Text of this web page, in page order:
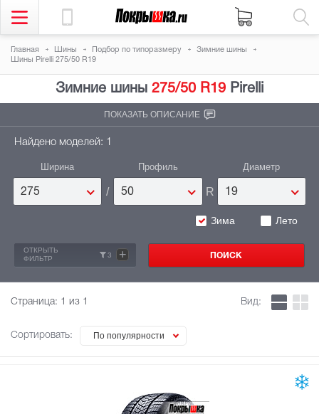
Главная Шины Подбор по типоразмеру
Зимние шины
Шины Pirelli 275/50 R19
Зимние шины 275/50 R19 Pirelli
ПОКАЗАТЬ ОПИСАНИЕ
Найдено моделей: 1
Ширина
275 /
Профиль
50 R
Диаметр
19
Зима Лето
ОТКРЫТЬ
ФИЛЬТР
3 +
Страница: 1 из 1
Сортировать: По популярности
Вид: